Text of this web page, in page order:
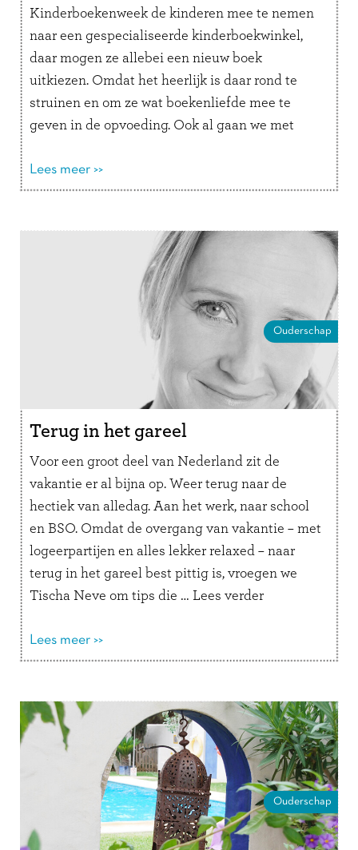
Kinderboekenweek de kinderen mee te nemen
naar een gespecialiseerde kinderboekwinkel,
daar mogen ze allebei een nieuw boek
uitkiezen. Omdat het heerlijk is daar rond te
struinen en om ze wat boekenliefde mee te
geven in de opvoeding. Ook al gaan we met
Lees meer >>
Ouderschap
Terug in het gareel
Voor een groot deel van Nederland zit de
vakantie er al bijna op. Weer terug naar de
hectiek van alledag. Aan het werk, naar school
en BSO. Omdat de overgang van vakantie – met
logeerpartijen en alles lekker relaxed – naar
terug in het gareel best pittig is, vroegen we
Tischa Neve om tips die … Lees verder
Lees meer >>
Ouderschap